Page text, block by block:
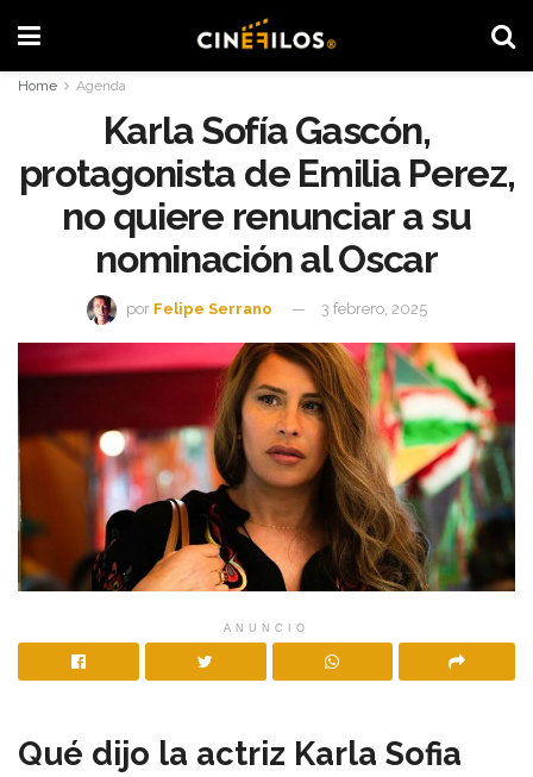
Home Agenda
Karla Sofía Gascón,
protagonista de Emilia Perez,
no quiere renunciar a su
nominación al Oscar
por Felipe Serrano 3 febrero, 2025
ANUNCIO
Qué dijo la actriz Karla Sofia